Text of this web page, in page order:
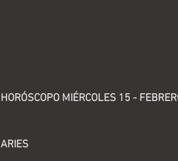
HORÓSCOPO MIÉRCOLES 15 -
ARIES